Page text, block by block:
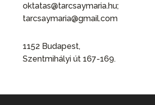
oktatas@tarcsaymaria.hu;
tarcsaymaria@gmail.com
1152 Budapest,
Szentmihályi út 167-169.